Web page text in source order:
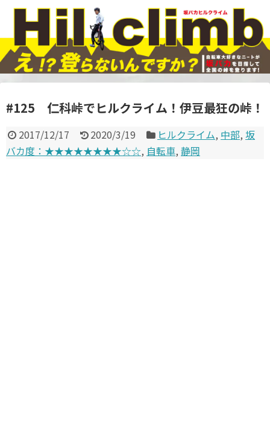
#125 仁科峠でヒルクライム！伊豆最狂の峠！
2017/12/17 2020/3/19 ヒルクライム, 中部,坂
バカ度：★★★★★★★★☆☆, 自転車, 静岡